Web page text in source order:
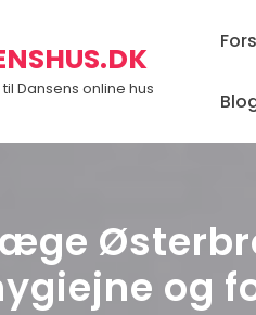
Dansens online hus
og